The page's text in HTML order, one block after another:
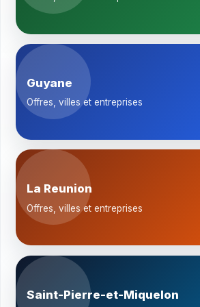
Guyane
Offres, villes et entreprises
La Reunion
Offres, villes et entreprises
Saint-Pierre-et-Miquelon